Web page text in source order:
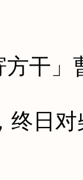
干」
日对